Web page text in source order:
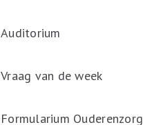
Auditorium
Vraag van de week
Formularium Ouderenzorg